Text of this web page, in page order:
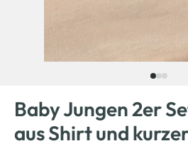
Baby Jungen 2er
aus Shirt und